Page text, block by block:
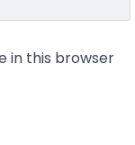
in this browser